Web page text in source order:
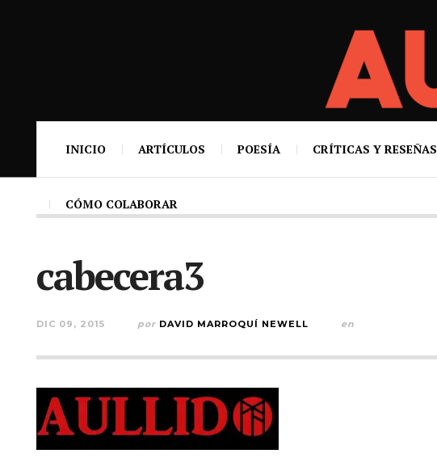
INICIO ARTÍCULOS POESÍA CRÍTICAS Y RESEÑAS
CÓMO COLABORAR
cabecera3
DIC 09, 2015 por DAVID MARROQUÍ NEWELL en